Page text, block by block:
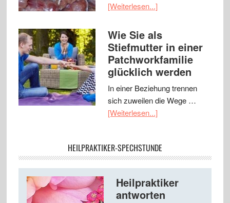
[Weiterlesen...]
Wie Sie als
Stiefmutter in einer
Patchworkfamilie
glücklich werden
In einer Beziehung trennen
sich zuweilen die Wege …
[Weiterlesen...]
HEILPRAKTIKER-SPECHSTUNDE
Heilpraktiker
antworten